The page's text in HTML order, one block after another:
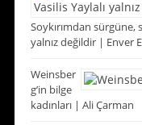
Soykırımdan sürgüne,
yalnız değildir | Enver
Weinsber
g’in bilge
kadınları | Ali Çarman